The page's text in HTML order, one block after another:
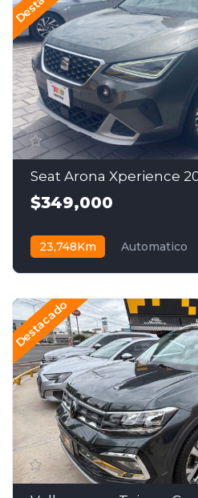
Seat Arona Xperience
$349,000
23,748Km Automatico
Destacado